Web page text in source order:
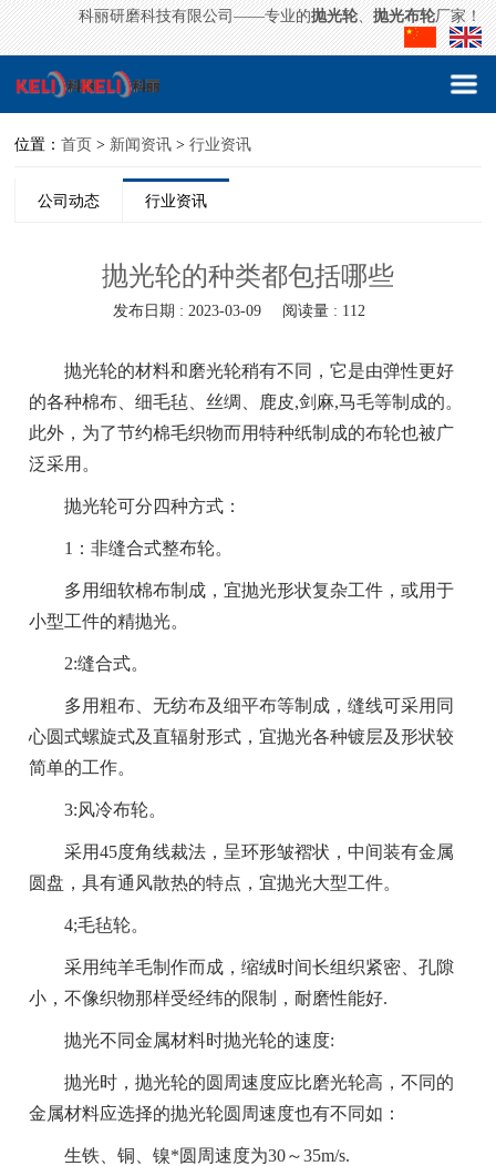
科丽研磨科技有限公司——专业的抛光轮、抛光布轮厂家！
位置：首页 > 新闻资讯 >行业资讯
公司动态 行业资讯
抛光轮的种类都包括哪些
发布日期 : 2023-03-09 阅读量 : 112
抛光轮的材料和磨光轮稍有不同，它是由弹性更好
的各种棉布、细毛毡、丝绸、鹿皮,剑麻,马毛等制成的。
此外，为了节约棉毛织物而用特种纸制成的布轮也被广
泛采用。
抛光轮可分四种方式：
1：非缝合式整布轮。
多用细软棉布制成，宜抛光形状复杂工件，或用于
小型工件的精抛光。
2:缝合式。
多用粗布、无纺布及细平布等制成，缝线可采用同
心圆式螺旋式及直辐射形式，宜抛光各种镀层及形状较
简单的工作。
3:风冷布轮。
采用45度角线裁法，呈环形皱褶状，中间装有金属
圆盘，具有通风散热的特点，宜抛光大型工件。
4;毛毡轮。
采用纯羊毛制作而成，缩绒时间长组织紧密、孔隙
小，不像织物那样受经纬的限制，耐磨性能好.
抛光不同金属材料时抛光轮的速度:
抛光时，抛光轮的圆周速度应比磨光轮高，不同的
金属材料应选择的抛光轮圆周速度也有不同如：
生铁、铜、镍*圆周速度为30～35m/s.